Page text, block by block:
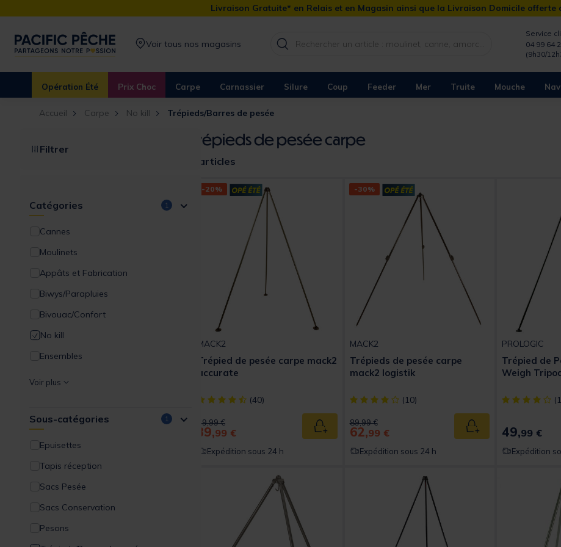
Livraison Gratuite* en Relais et en Magasin ainsi que la Livraison Domicile offerte
Voir tous nos magasins
Service
04 99 64
(9h30/
Opération Été Prix Choc Carpe Carnassier Silure Coup Feeder Mer Truite Mouche
Accueil Carpe No kill Trépieds/Barres de pesée
Filtrer
Catégories 1
Cannes
Moulinets
Appâts et Fabrication
Biwys/Parapluies
Bivouac/Confort
No kill
Ensembles
Packs
Bagagerie/Rangement
Détection
Supports Cannes
Vêtements
Voir plus
Sous-catégories 1
Epuisettes
Tapis réception
Sacs Pesée
Sacs Conservation
Pesons
Trépieds de pesée carpe
8 articles
-20%
MACK2
Trépied de pesée carpe mack2
accurate
[object Object] out of 5 Customer Rating
(40)
Price reduced from
49,99 €to
39,99 € Ajouter au panier
Expédition sous 24 h
-30%
MACK2
Trépieds de pesée carpe
mack2 logistik
[object Object] out of 5 Customer Rating
(10)
Price reduced from
89,99 €to
62,99 € Ajouter au panier
Expédition sous 24 h
PROLOGIC
Trépied de
Weigh
[object
49,99 €
Expédition